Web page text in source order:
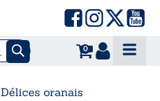
0
Délices oranais